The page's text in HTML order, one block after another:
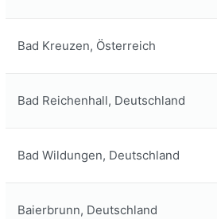
Bad Kreuzen, Österreich
Bad Reichenhall, Deutschland
Bad Wildungen, Deutschland
Baierbrunn, Deutschland